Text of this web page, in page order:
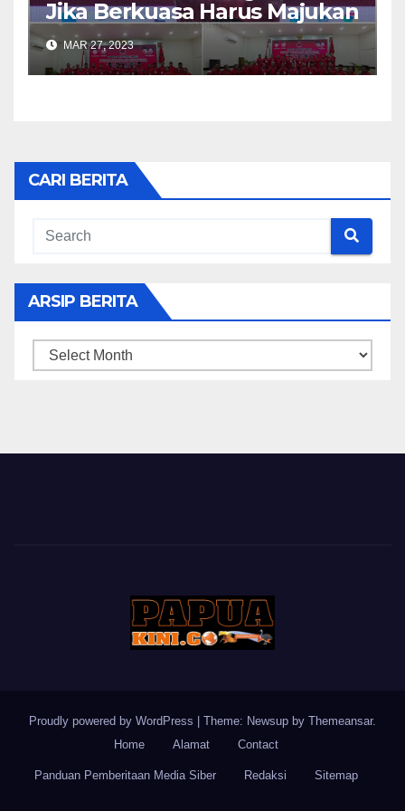
Jika Berkuasa Harus Majukan
Tanah Papua
MAR 27, 2023
CARI BERITA
ARSIP BERITA
ARSIP
Proudly powered by WordPress Theme: Newsup by Themeansar.
Home
Alamat Contact
Panduan Pemberitaan Media Siber Redaksi Sitemap